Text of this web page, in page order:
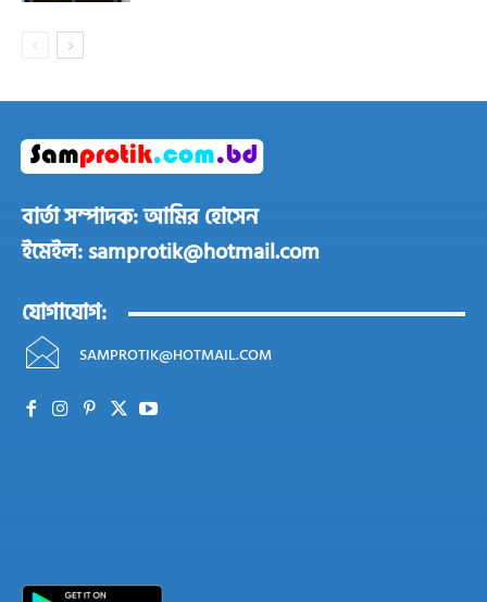
বার্তা সম্পাদক: আমির হোসেন
ইমেইল: samprotik@hotmail.com
যোগাযোগ:
SAMPROTIK@HOTMAIL.COM